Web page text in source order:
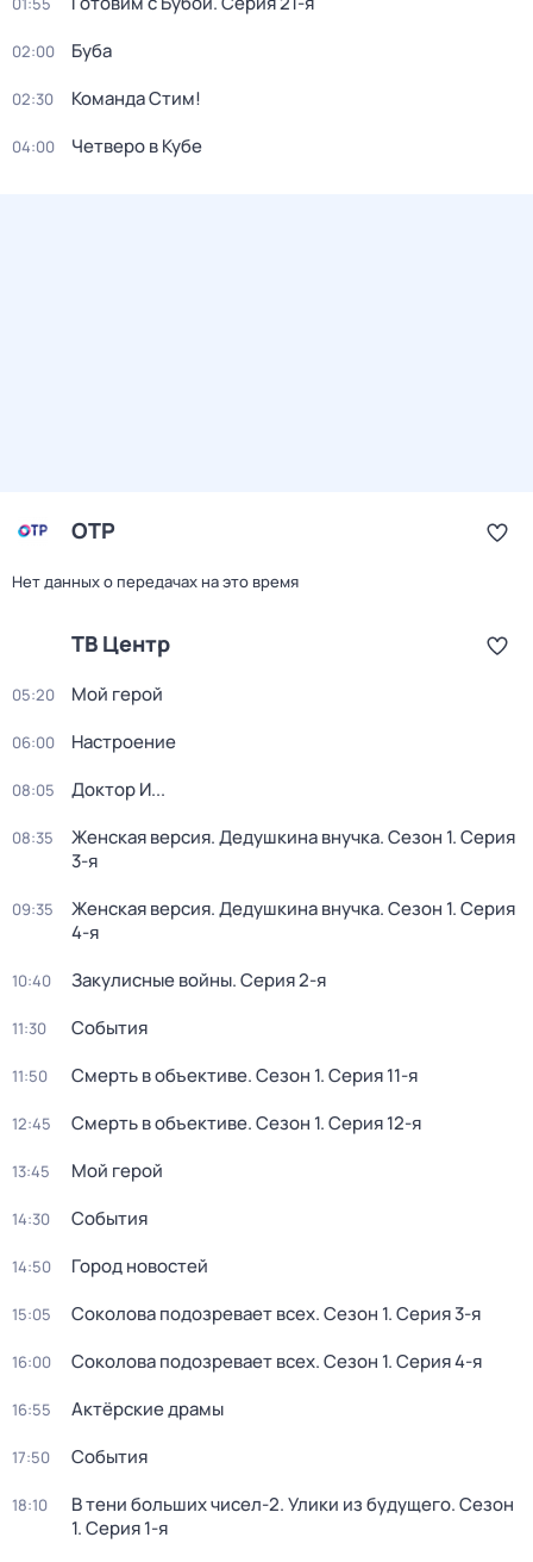
02:00 Буба
02:30 Команда Стим!
04:00 Четверо в Кубе
ОТР
Нет данных о передачах на это время
ТВ Центр
05:20 Мой герой
06:00 Настроение
08:05 Доктор И...
08:35 Женская версия. Дедушкина внучка. Сезон 1. Серия
3-я
09:35 Женская версия. Дедушкина внучка. Сезон 1. Серия
4-я
10:40 Закулисные войны. Серия 2-я
11:30 События
11:50 Смерть в объективе. Сезон 1. Серия 11-я
12:45 Смерть в объективе. Сезон 1. Серия 12-я
13:45 Мой герой
14:30 События
14:50 Город новостей
15:05 Соколова подозревает всех. Сезон 1. Серия 3-я
16:00 Соколова подозревает всех. Сезон 1. Серия 4-я
16:55 Актёрские драмы
17:50 События
18:10 В тени больших чисел-2. Улики из будущего. Сезон
1. Серия 1-я